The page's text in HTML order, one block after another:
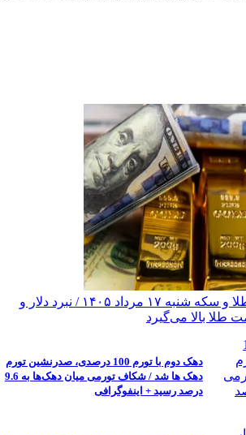
پیش ‌بینی قیمت دلار، طلا و سکه شنبه ۱۷ مرداد ۱۴۰۵ / نبرد دلار و
طلا بالا می‌گیرد
دهک دوم با تورم 100 درصدی، صدرنشین تورم
دهک ها شد / شکاف تورمی میان دهک‌ها به 9.6
درصد رسید + اینفوگرافی